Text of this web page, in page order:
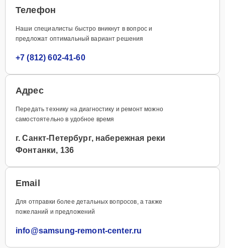
Телефон
Наши специалисты быстро вникнут в вопрос и
предложат оптимальный вариант решения
+7 (812) 602-41-60
Адрес
Передать технику на диагностику и ремонт можно
самостоятельно в удобное время
г. Санкт-Петербург, набережная реки
Фонтанки, 136
Email
Для отправки более детальных вопросов, а также
пожеланий и предложений
info@samsung-remont-center.ru